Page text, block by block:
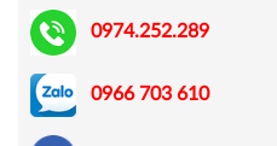
0974.252.289
0966 703 610